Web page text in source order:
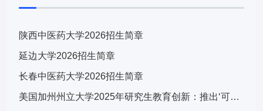
陕西中医药大学2026招生简章
延边大学2026招生简章
长春中医药大学2026招生简章
美国加州州立大学2025年研究生教育创新：推出‘可持续发展与科技融合’跨学科计划，引发广泛关注